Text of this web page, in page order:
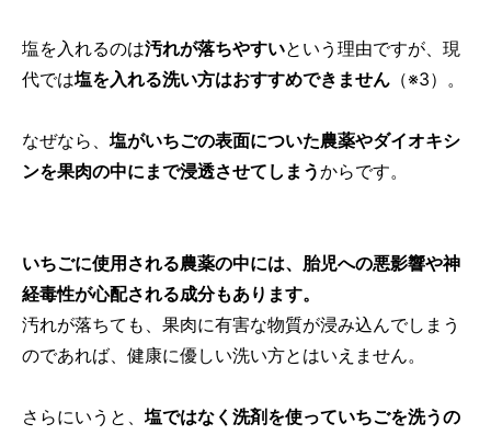
塩を入れるのは汚れが落ちやすいという理由ですが、現
代では塩を入れる洗い方はおすすめできません （※3）。
なぜなら、 塩がいちごの表面についた農薬やダイオキシ
ンを果肉の中にまで浸透させてしまうからです。
いちごに使用される農薬の中には、胎児への悪影響や神
経毒性が心配される成分もあります。
汚れが落ちても、果肉に有害な物質が浸み込んでしまう
のであれば、健康に優しい洗い方とはいえません。
さらにいうと、 塩ではなく洗剤を使っていちごを洗うの